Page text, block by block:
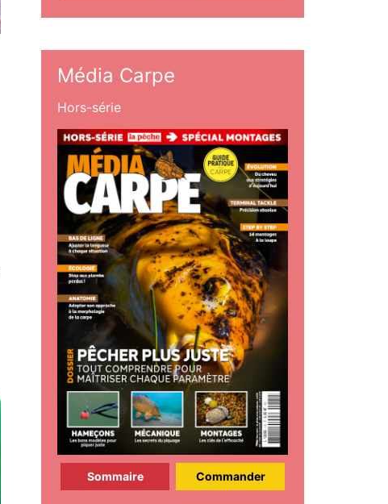
Média Carpe
Hors-série
Sommaire Commander